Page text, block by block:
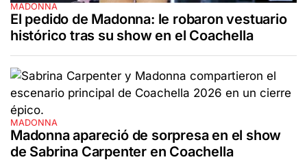
MADONNA
El pedido de Madonna: le robaron vestuario
histórico tras su show en el Coachella
MADONNA
Madonna apareció de sorpresa en el show
de Sabrina Carpenter en Coachella